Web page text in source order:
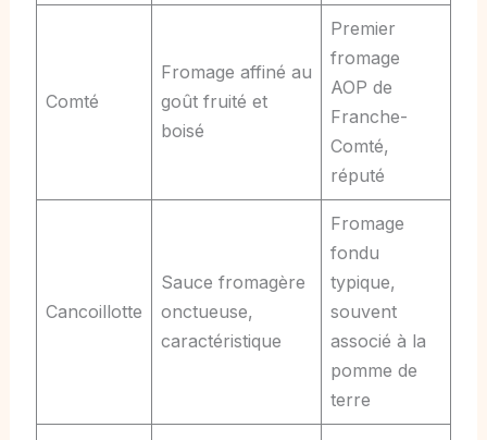
Comté
Fromage affiné au
goût fruité et
boisé
Premier
fromage
AOP de
Franche-
Comté,
réputé
Cancoillotte
Sauce fromagère
onctueuse,
caractéristique
Fromage
fondu
typique,
souvent
associé à la
pomme de
terre